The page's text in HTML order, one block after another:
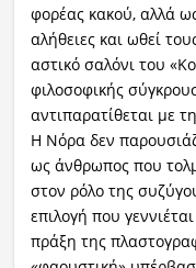
φορέας κακού, αλλά
αλήθειες και ωθεί
αστικό σαλόνι του
φιλοσοφικής
αντιπαρατίθεται με
Η Νόρα δεν
ως άνθρωπος που
στον ρόλο της
επιλογή που
πράξη της